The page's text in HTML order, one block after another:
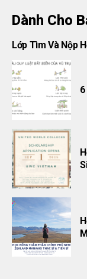
Dành Cho
Lớp Tìm Và Nộp